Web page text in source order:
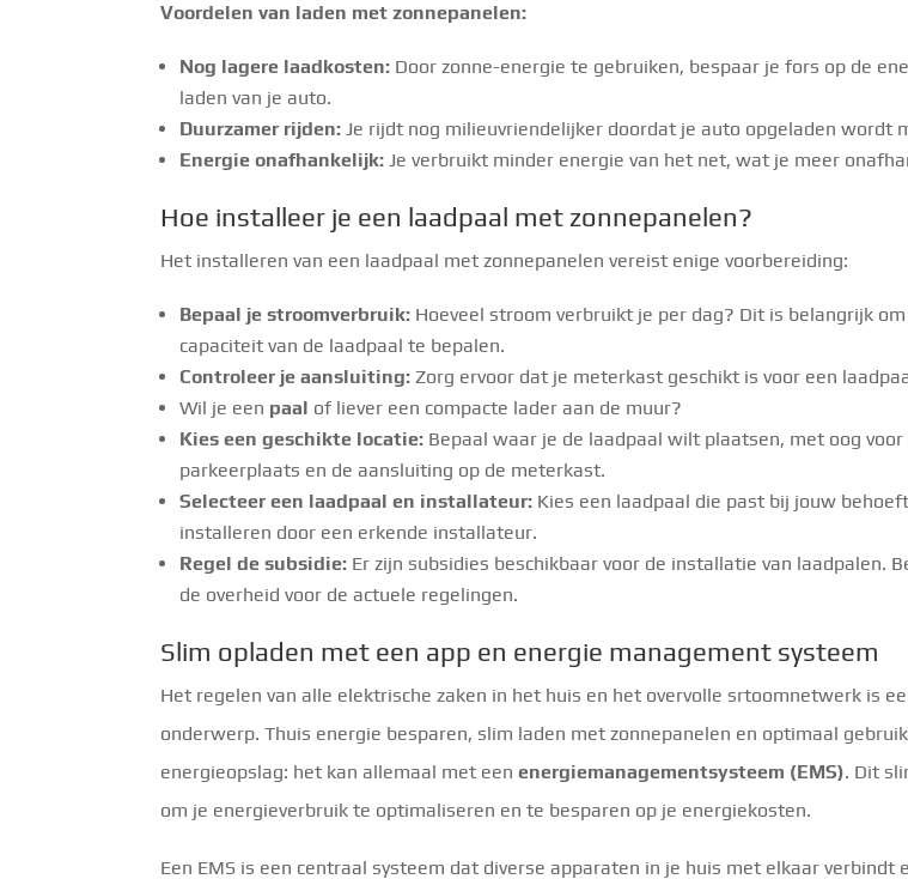
Voordelen van laden met zonnepanelen:
Nog lagere laadkosten: Door zonne-energie te gebruiken, bespaar je fors op de
laden van je auto.
Duurzamer rijden: Je rijdt nog milieuvriendelijker doordat je auto opgeladen wordt
Energie onafhankelijk: Je verbruikt minder energie van het net, wat je meer
Hoe installeer je een laadpaal met zonnepanelen?
Het installeren van een laadpaal met zonnepanelen vereist enige voorbereiding:
Bepaal je stroomverbruik: Hoeveel stroom verbruikt je per dag? Dit is belangrijk
capaciteit van de laadpaal te bepalen.
Controleer je aansluiting: Zorg ervoor dat je meterkast geschikt is voor een
Wil je een paal of liever een compacte lader aan de muur?
Kies een geschikte locatie: Bepaal waar je de laadpaal wilt plaatsen, met oog
parkeerplaats en de aansluiting op de meterkast.
Selecteer een laadpaal en installateur: Kies een laadpaal die past bij jouw
installeren door een erkende installateur.
Regel de subsidie: Er zijn subsidies beschikbaar voor de installatie van laadpalen.
de overheid voor de actuele regelingen.
Slim opladen met een app en energie management systeem
Het regelen van alle elektrische zaken in het huis en het overvolle srtoomnetwerk is
onderwerp. Thuis energie besparen, slim laden met zonnepanelen en optimaal
energieopslag: het kan allemaal met eenenergiemanagementsysteem (EMS). Dit
om je energieverbruik te optimaliseren en te besparen op je energiekosten.
Een EMS is een centraal systeem dat diverse apparaten in je huis met elkaar verbindt